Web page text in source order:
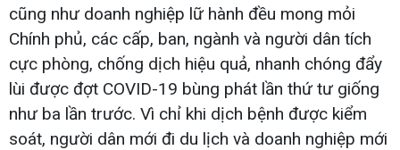
cũng như doanh nghiệp lữ hành đều mong mỏi
Chính phủ, các cấp, ban, ngành và người dân tích
cực phòng, chống dịch hiệu quả, nhanh chóng đẩy
lùi được đợt COVID-19 bùng phát lần thứ tư giống
như ba lần trước. Vì chỉ khi dịch bệnh được kiểm
soát, người dân mới đi du lịch và doanh nghiệp mới